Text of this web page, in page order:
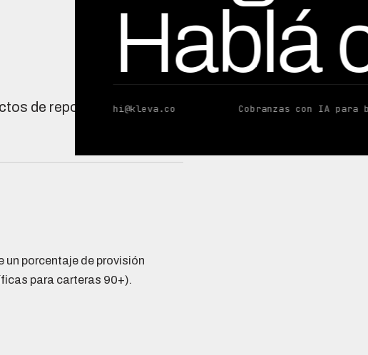
Hablá
hi@kleva.co Cobranzas con IA para
de reporte, provisiones
porcentaje de provisión
para carteras 90+).